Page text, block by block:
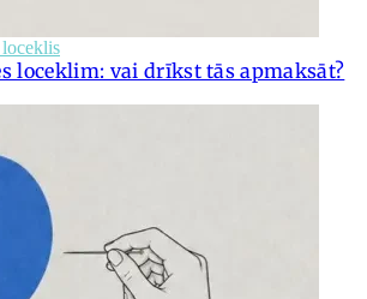
loceklim: vai drīkst tās apmaksāt?